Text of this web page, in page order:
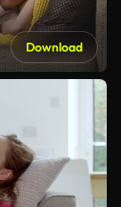
Download